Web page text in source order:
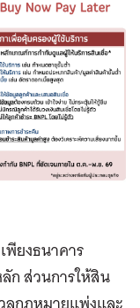
ยงธนาคาร
ก ส่วนการให้สิน